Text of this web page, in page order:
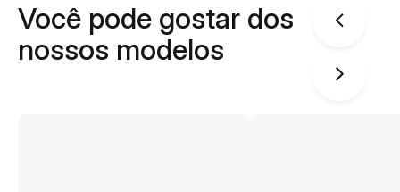
Você pode gostar dos
nossos modelos